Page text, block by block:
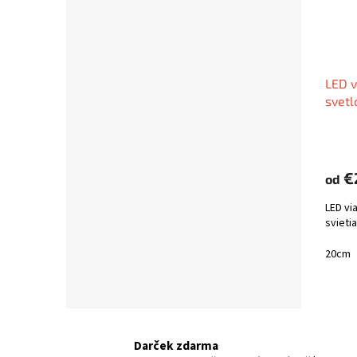
LED
od
LED
20cm
Darček zdarma